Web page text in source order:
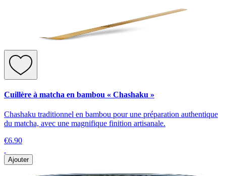
Cuillère à matcha en bambou « Chashaku »
Chashaku traditionnel en bambou pour une préparation authentique
du matcha, avec une magnifique finition artisanale.
€6.90
Ajouter